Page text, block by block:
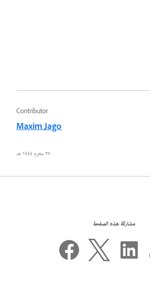
Contributor
Maxim Jago
٢٧ محرم ١٤٤٤ هـ
مشاركة هذه الصفحة